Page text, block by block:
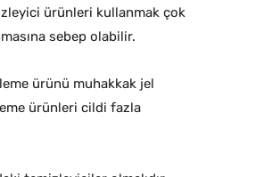
ürünleri kullanmak çok
sebep olabilir.
ürünü muhakkak jel
ürünleri cildi fazla